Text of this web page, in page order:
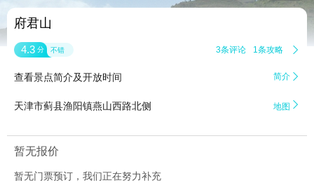
府君山
4.3 分 不错 3条评论 1条攻略 
查看景点简介及开放时间 简介 
天津市蓟县渔阳镇燕山西路北侧 地图 
暂无报价
暂无门票预订，我们正在努力补充